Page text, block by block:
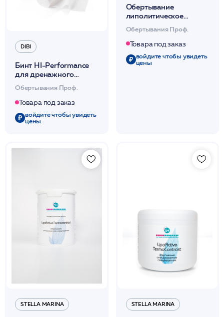
DIBI
Бинт HI-Performance
для дренажного
обертывания для тела
(14м) 1- шт. /DIBI
Обертывания Проф.
Товара под заказ
войдите чтобы увидеть
цены
Обертывание
липолитическое
(термически
нейтральное для тела)
Обертывания Проф.
Товара под заказ
войдите чтобы увидеть
цены
STELLA MARINA STELLA MARINA